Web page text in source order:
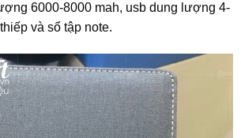
6000-8000 mah, usb dung lượng 4-
và sổ tập note.